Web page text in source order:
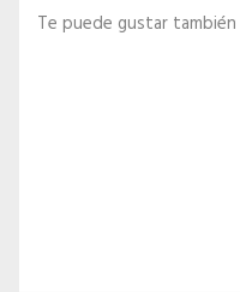
Te puede gustar también